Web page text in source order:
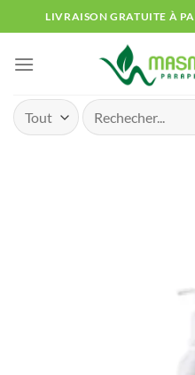
au
contenu
LIVRAISON GRATUITE À
Recherche
pour :